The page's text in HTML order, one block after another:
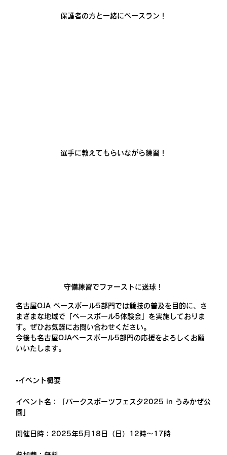
保護者の方と一緒にベースラン！
選手に教えてもらいながら練習！
守備練習でファーストに送球！
名古屋OJA ベースボール5部門では競技の普及を目的に、さ
まざまな地域で「ベースボール5体験会」を実施しておりま
す。ぜひお気軽にお問い合わせください。
今後も名古屋OJAベースボール5部門の応援をよろしくお願
いいたします。
▪️イベント概要
イベント名：「パークスポーツフェスタ2025 in うみかぜ公
園」
開催日時：2025年5月18日（日）12時～17時